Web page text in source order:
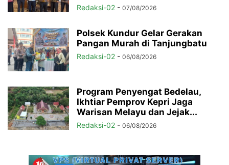
Redaksi-02 - 07/08/2026
Polsek Kundur Gelar Gerakan
Pangan Murah di Tanjungbatu
Redaksi-02 - 06/08/2026
Program Penyengat Bedelau,
Ikhtiar Pemprov Kepri Jaga
Warisan Melayu dan Jejak...
Redaksi-02 - 06/08/2026